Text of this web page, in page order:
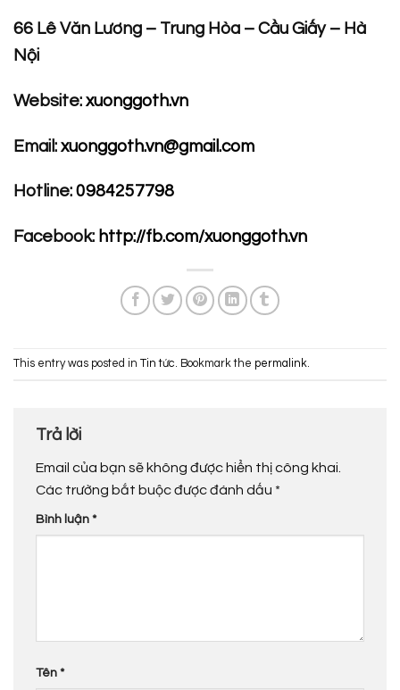
66 Lê Văn Lương – Trung Hòa – Cầu Giấy – Hà
Nội
Website: xuonggoth.vn
Email: xuonggoth.vn@gmail.com
Hotline: 0984257798
Facebook: http://fb.com/xuonggoth.vn
This entry was posted in Tin tức . Bookmark the permalink
Trả lời
Email của bạn sẽ không được hiển thị công khai.
Các trường bắt buộc được đánh dấu *
Bình luận *
Tên *